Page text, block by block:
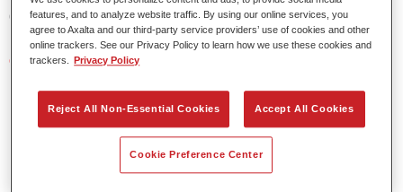
de efecto.
Características del producto
Elevada precisión del color.
Se puede recubrir con barniz HS de la gama Permasolid.
features, and to analyze website traffic. By using our online services, you
agree to Axalta and our third-party service providers’ use of cookies and other
online trackers. See our Privacy Policy to learn how we use these cookies and
trackers.
Privacy Policy
Reject All Non-Essential Cookies Accept All Cookies
Cookie Preference Center